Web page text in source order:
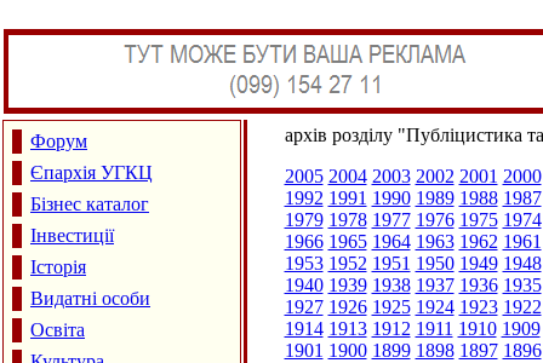
Форум
Єпархія УГКЦ
Бізнес каталог
Інвестиції
Історія
Видатні особи
Освіта
архів розділу "Публіцистика
2005 2004 2003 2002 2001 2000
1992 1991 1990 1989 1988 1987
1979 1978 1977 1976 1975 1974
1966 1965 1964 1963 1962 1961
1953 1952 1951 1950 1949 1948
1940 1939 1938 1937 1936 1935
1927 1926 1925 1924 1923 1922
1914 1913 1912 1911 1910 1909
1901 1900 1899 1898 1897 1896